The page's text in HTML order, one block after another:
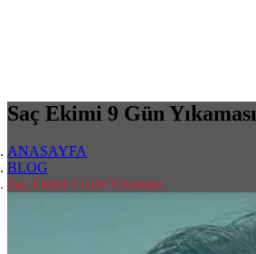
Saç Ekimi 9 Gün Yıkaması
ANASAYFA
BLOG
Saç Ekimi 9 Gün Yıkaması